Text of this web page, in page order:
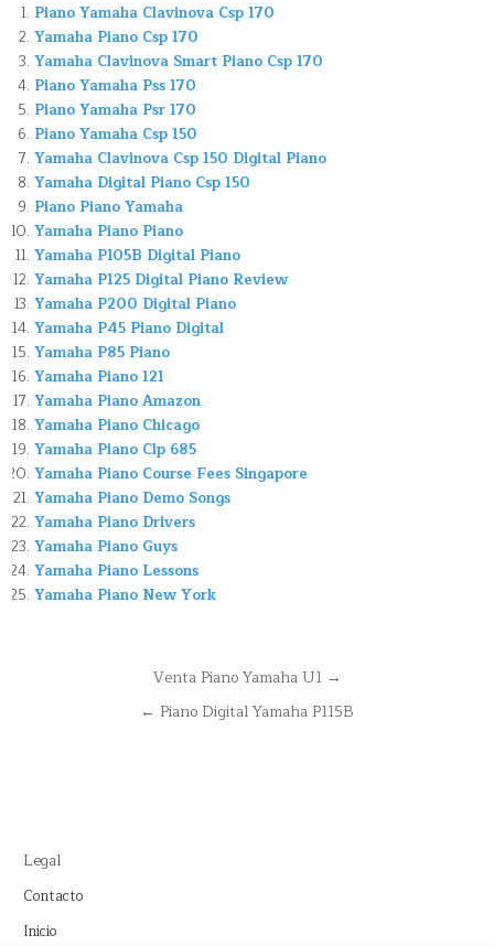
Piano Yamaha Clavinova Csp 170
Yamaha Piano Csp 170
Yamaha Clavinova Smart Piano Csp 170
Piano Yamaha Pss 170
Piano Yamaha Psr 170
Piano Yamaha Csp 150
Yamaha Clavinova Csp 150 Digital Piano
Yamaha Digital Piano Csp 150
Piano Piano Yamaha
Yamaha Piano Piano
Yamaha P105B Digital Piano
Yamaha P125 Digital Piano Review
Yamaha P200 Digital Piano
Yamaha P45 Piano Digital
Yamaha P85 Piano
Yamaha Piano 121
Yamaha Piano Amazon
Yamaha Piano Chicago
Yamaha Piano Clp 685
Yamaha Piano Course Fees Singapore
Yamaha Piano Demo Songs
Yamaha Piano Drivers
Yamaha Piano Guys
Yamaha Piano Lessons
Yamaha Piano New York
NavegaciónVenta Piano Yamaha U1 →
← Piano Digital Yamaha P115B
Legal
Contacto
Inicio